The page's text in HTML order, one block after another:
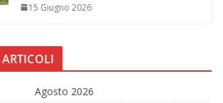
15 Giugno 2026
Agosto 2026